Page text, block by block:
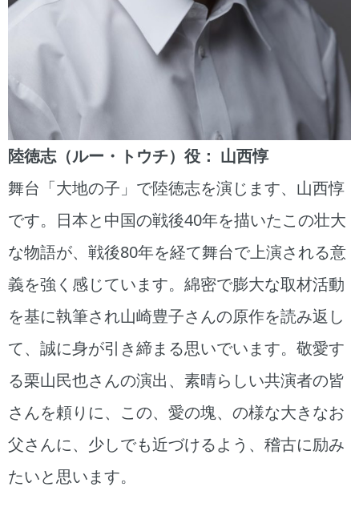
陸徳志（ルー・トウチ）役： 山西惇
舞台「大地の子」で陸徳志を演じます、山西惇
です。日本と中国の戦後40年を描いたこの壮大
な物語が、戦後80年を経て舞台で上演される意
義を強く感じています。綿密で膨大な取材活動
を基に執筆され山崎豊子さんの原作を読み返し
て、誠に身が引き締まる思いでいます。敬愛す
る栗山民也さんの演出、素晴らしい共演者の皆
さんを頼りに、この、愛の塊、の様な大きなお
父さんに、少しでも近づけるよう、稽古に励み
たいと思います。